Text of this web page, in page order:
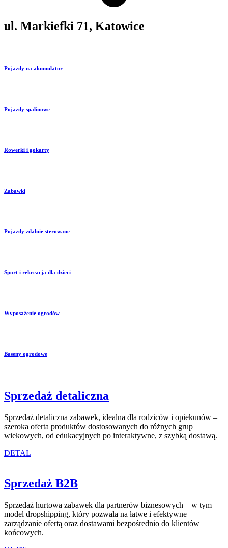
ul. Markiefki 71, Katowice
Pojazdy na akumulator
Pojazdy spalinowe
Rowerki i gokarty
Zabawki
Pojazdy zdalnie sterowane
Sport i rekreacja dla dzieci
Wyposażenie ogrodów
Baseny ogrodowe
Sprzedaż detaliczna
Sprzedaż detaliczna zabawek, idealna dla rodziców i opiekunów –
szeroka oferta produktów dostosowanych do różnych grup
wiekowych, od edukacyjnych po interaktywne, z szybką dostawą.
DETAL
Sprzedaż B2B
Sprzedaż hurtowa zabawek dla partnerów biznesowych – w tym
model dropshipping, który pozwala na łatwe i efektywne
zarządzanie ofertą oraz dostawami bezpośrednio do klientów
końcowych.